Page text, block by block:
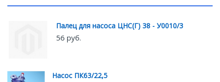
Палец для насоса ЦНС(Г) 38 - У0010/3
56 руб.
Насос ПК63/22,5